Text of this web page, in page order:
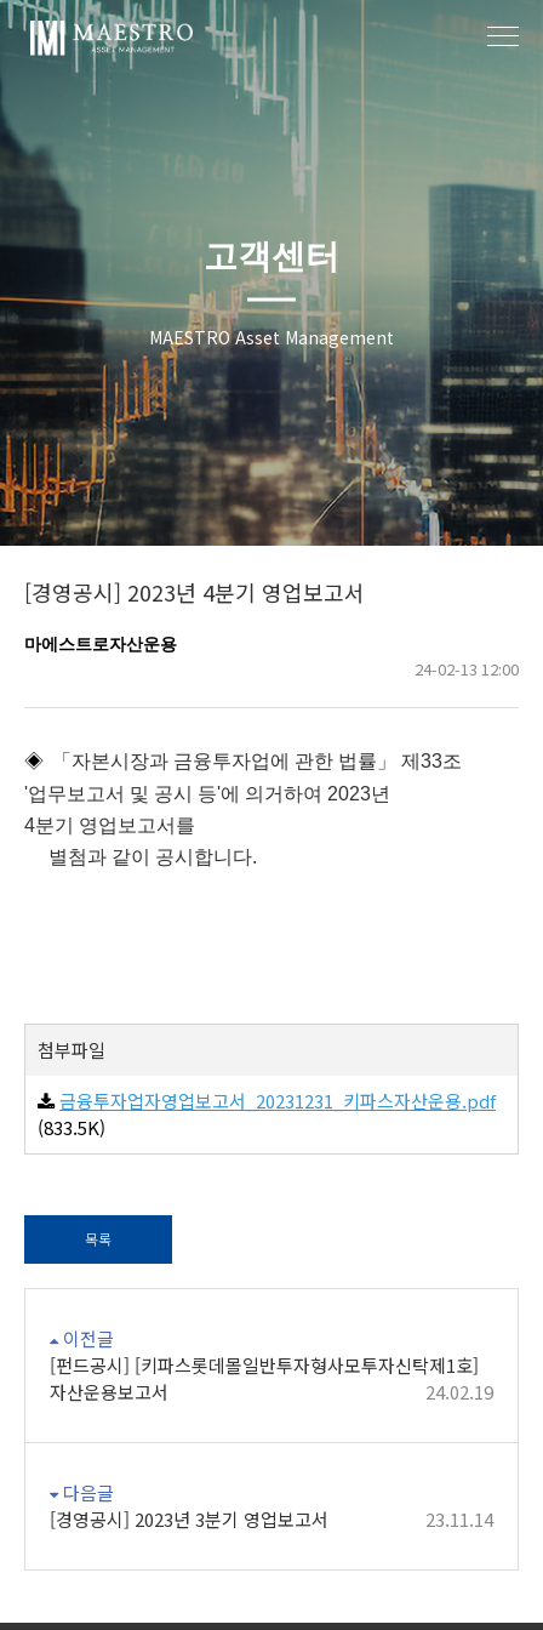
고객센터
MAESTRO Asset Management
[경영공시] 2023년 4분기 영업보고서
마에스트로자산운용
24-02-13 12:00
◈
「자본시장과 금융투자업에 관한 법률」 제33조
'업무보고서 및 공시 등'에 의거하여 2023년
4분기 영업보고서를
별첨과 같이 공시합니다.
첨부파일
금융투자업자영업보고서_20231231_키파스자산운용.pdf
(833.5K)
목록
이전글
[펀드공시] [키파스롯데몰일반투자형사모투자신탁제1호]
자산운용보고서
24.02.19
다음글
[경영공시] 2023년 3분기 영업보고서
23.11.14